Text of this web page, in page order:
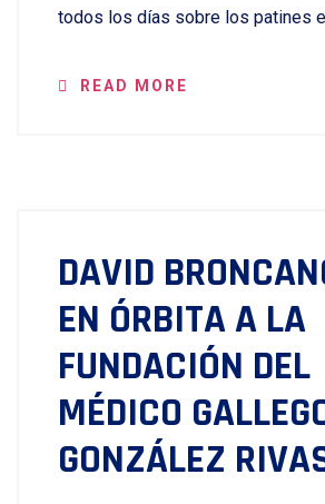
todos los días sobre los patines
READ MORE
DAVID
EN ÓRBITA A LA
FUNDACIÓN DEL
MÉDICO
GONZÁLEZ